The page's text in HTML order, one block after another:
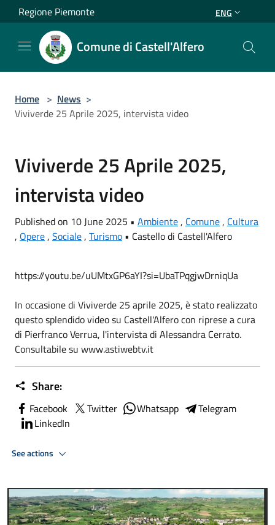
Salta al contenuto principale
Regione Piemonte ENG
Comune di Castell'Alfero
Home > News >
Viviverde 25 Aprile 2025, intervista video
Viviverde 25 Aprile 2025,
intervista video
Published on 10 June 2025 • Ambiente, Comune, Cultura
, Opere, Sociale, Turismo • Castello di Castell'Alfero
https://youtu.be/uUMtxGP6aYI?si=UbaTPqgjwDrniqUa
In occasione di Viviverde 25 aprile 2025, è stato realizzato
questo splendido video su Castell'Alfero con riprese a cura
di Pierfranco Verrua, l'intervista di Alessandra Cerrato.
Consultabile su www.astiwebtv.it
Share:
Facebook Twitter Whatsapp
Telegram
LinkedIn
See actions